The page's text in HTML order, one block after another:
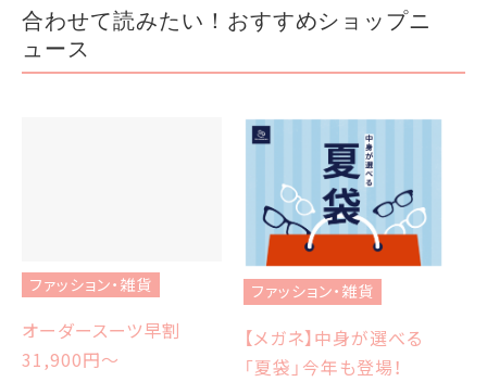
合わせて読みたい！おすすめショップニ
ュース
ファッション・雑貨
オーダースーツ早割
31,900円〜
ファッション・雑貨
【メガネ】中身が選べる
「夏袋」今年も登場！